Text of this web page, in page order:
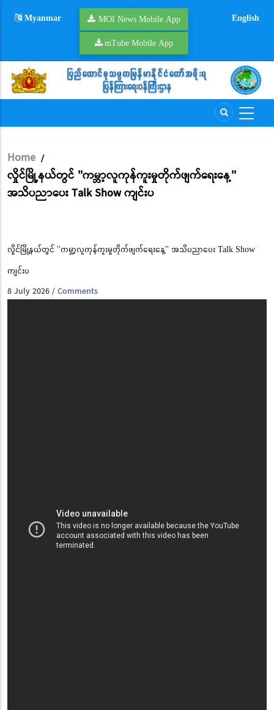
Myanmar MOI News Mobile App
mTube Mobile App
English
Breadcrumb
Home /
လှိုင်မြို့နယ်တွင် ''ကမ္ဘာ့လူကုန်ကူးမှုတိုက်ဖျက်ရေးနေ့''
အသိပညာပေး Talk Show ကျင်းပ
လှိုင်မြို့နယ်တွင် ''ကမ္ဘာ့လူကုန်ကူးမှုတိုက်ဖျက်ရေးနေ့'' အသိပညာပေး Talk Show
ကျင်းပ
8 July 2026/Comments